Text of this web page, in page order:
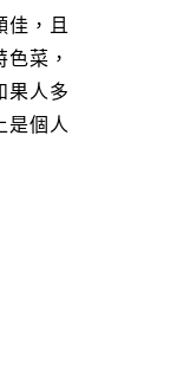
佳，且
菜，
果人多
是個人